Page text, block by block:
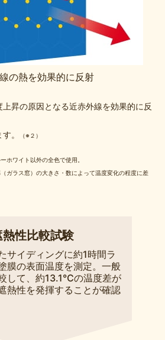
の熱を効果的に反射
昇の原因となる近赤外線を効果的に反
。
（※２）
ホワイト以外の全色で使用。
ガラス窓）の大きさ・数によって温度変化の程度に差
熱性比較試験
サイディングに約1時間ラ
膜の表面温度を測定。一般
して、約13.1℃の温度差が
熱性を発揮することが確認